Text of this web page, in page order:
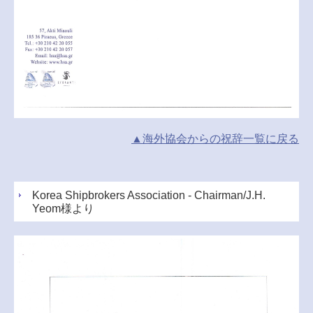
▲海外協会からの祝辞一覧に戻る
Korea Shipbrokers Association - Chairman/J.H.
Yeom様より